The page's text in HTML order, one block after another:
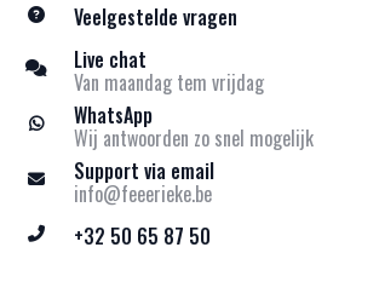
Veelgestelde vragen
Live chat
Van maandag tem vrijdag
WhatsApp
Wij antwoorden zo snel mogelijk
Support via email
info@feeerieke.be
+32 50 65 87 50